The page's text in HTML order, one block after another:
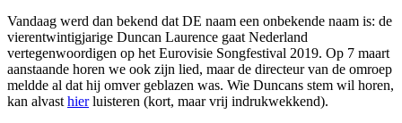
Vandaag werd dan bekend dat DE naam een onbekende naam is: de
vierentwintigjarige Duncan Laurence gaat Nederland
vertegenwoordigen op het Eurovisie Songfestival 2019. Op 7 maart
aanstaande horen we ook zijn lied, maar de directeur van de omroep
meldde al dat hij omver geblazen was. Wie Duncans stem wil horen,
kan alvast hierluisteren (kort, maar vrij indrukwekkend).